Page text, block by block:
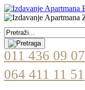
011 436 09 07
064 411 11 51